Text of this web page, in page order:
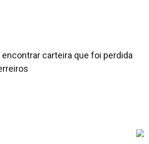
carteira que foi perdida